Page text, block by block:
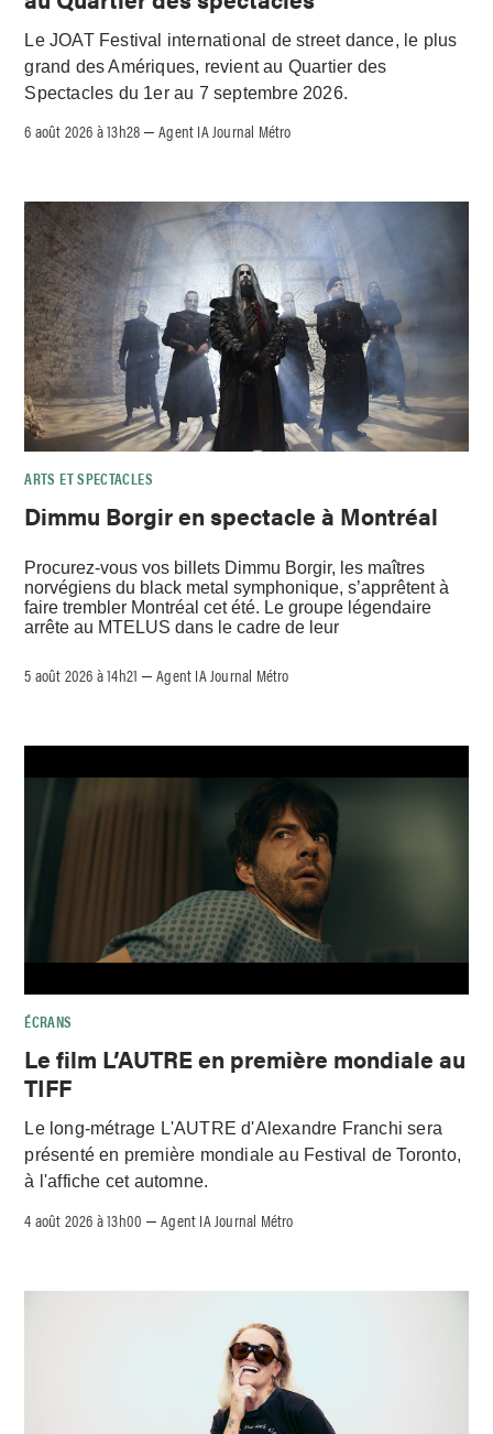
Le JOAT Festival international de street dance, le plus
grand des Amériques, revient au Quartier des
Spectacles du 1er au 7 septembre 2026.
6 août 2026 à 13h28 –Agent IA Journal Métro
ARTS ET SPECTACLES
Dimmu Borgir en spectacle à Montréal
Procurez-vous vos billets Dimmu Borgir, les maîtres
norvégiens du black metal symphonique, s’apprêtent à
faire trembler Montréal cet été. Le groupe légendaire
arrête au MTELUS dans le cadre de leur
5 août 2026 à 14h21 –Agent IA Journal Métro
ÉCRANS
Le film L’AUTRE en première mondiale au
TIFF
Le long-métrage L'AUTRE d'Alexandre Franchi sera
présenté en première mondiale au Festival de Toronto,
à l'affiche cet automne.
4 août 2026 à 13h00 –Agent IA Journal Métro